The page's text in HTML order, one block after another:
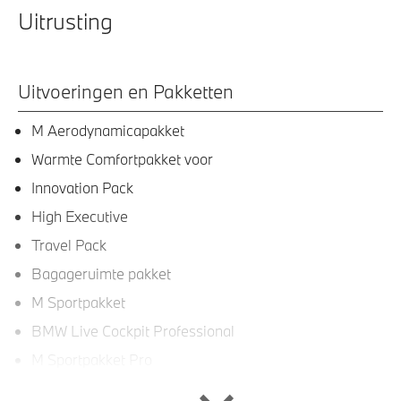
Uitrusting
Uitvoeringen en Pakketten
M Aerodynamicapakket
Warmte Comfortpakket voor
Innovation Pack
High Executive
Travel Pack
Bagageruimte pakket
M Sportpakket
BMW Live Cockpit Professional